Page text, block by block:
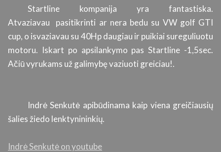
Startline kompanija yra fantastiska.
Atvaziavau pasitikrinti ar nera bedu su VW golf GTI
cup, o isvaziavau su 40Hp daugiau ir puikiai sureguliuotu
motoru. Iskart po apsilankymo pas Startline -1,5sec.
Ačiū vyrukams už galimybę vaziuoti greiciau!.
Indrė Senkutė apibūdinama kaip viena greičiausių
šalies žiedo lenktynininkių.
Indrė Senkutė on youtube